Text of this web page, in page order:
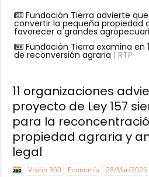
Fundación Tierra advierte
convertir la pequeña propiedad
favorecer a grandes
Fundación Tierra examina en
de reconversión agraria | RTP
11 organizaciones
proyecto de Ley 157
para la
propiedad agraria y
legal
Visión 360 Economía 28/Mar/2026